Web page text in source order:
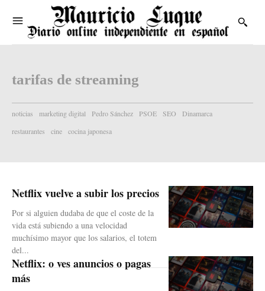
tarifas de streaming
noticias marketing digital Pedro Sánchez PSOE SEO
Dinamarca
restaurantes
cine cocina japonesa
Netflix vuelve a subir los precios
Por si alguien dudaba de que el coste de la
vida está subiendo a una velocidad
muchísimo mayor que los salarios, el totem
del...
Netflix: o ves anuncios o pagas
más